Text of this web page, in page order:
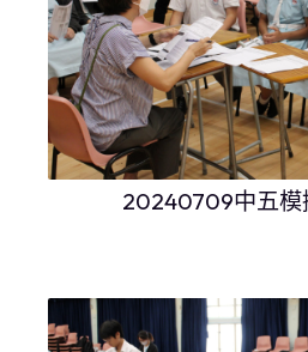
20240709中五模